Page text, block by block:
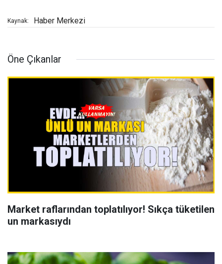
Kaynak: Haber Merkezi
Öne Çıkanlar
Market raflarından toplatılıyor! Sıkça tüketilen
un markasıydı